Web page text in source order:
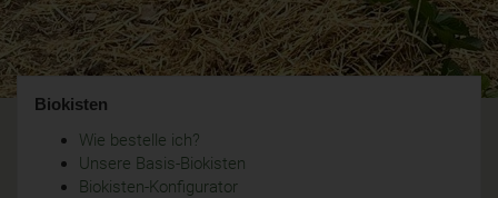
Biokisten
Wie bestelle ich?
Unsere Basis-Biokisten
Biokisten-Konfigurator